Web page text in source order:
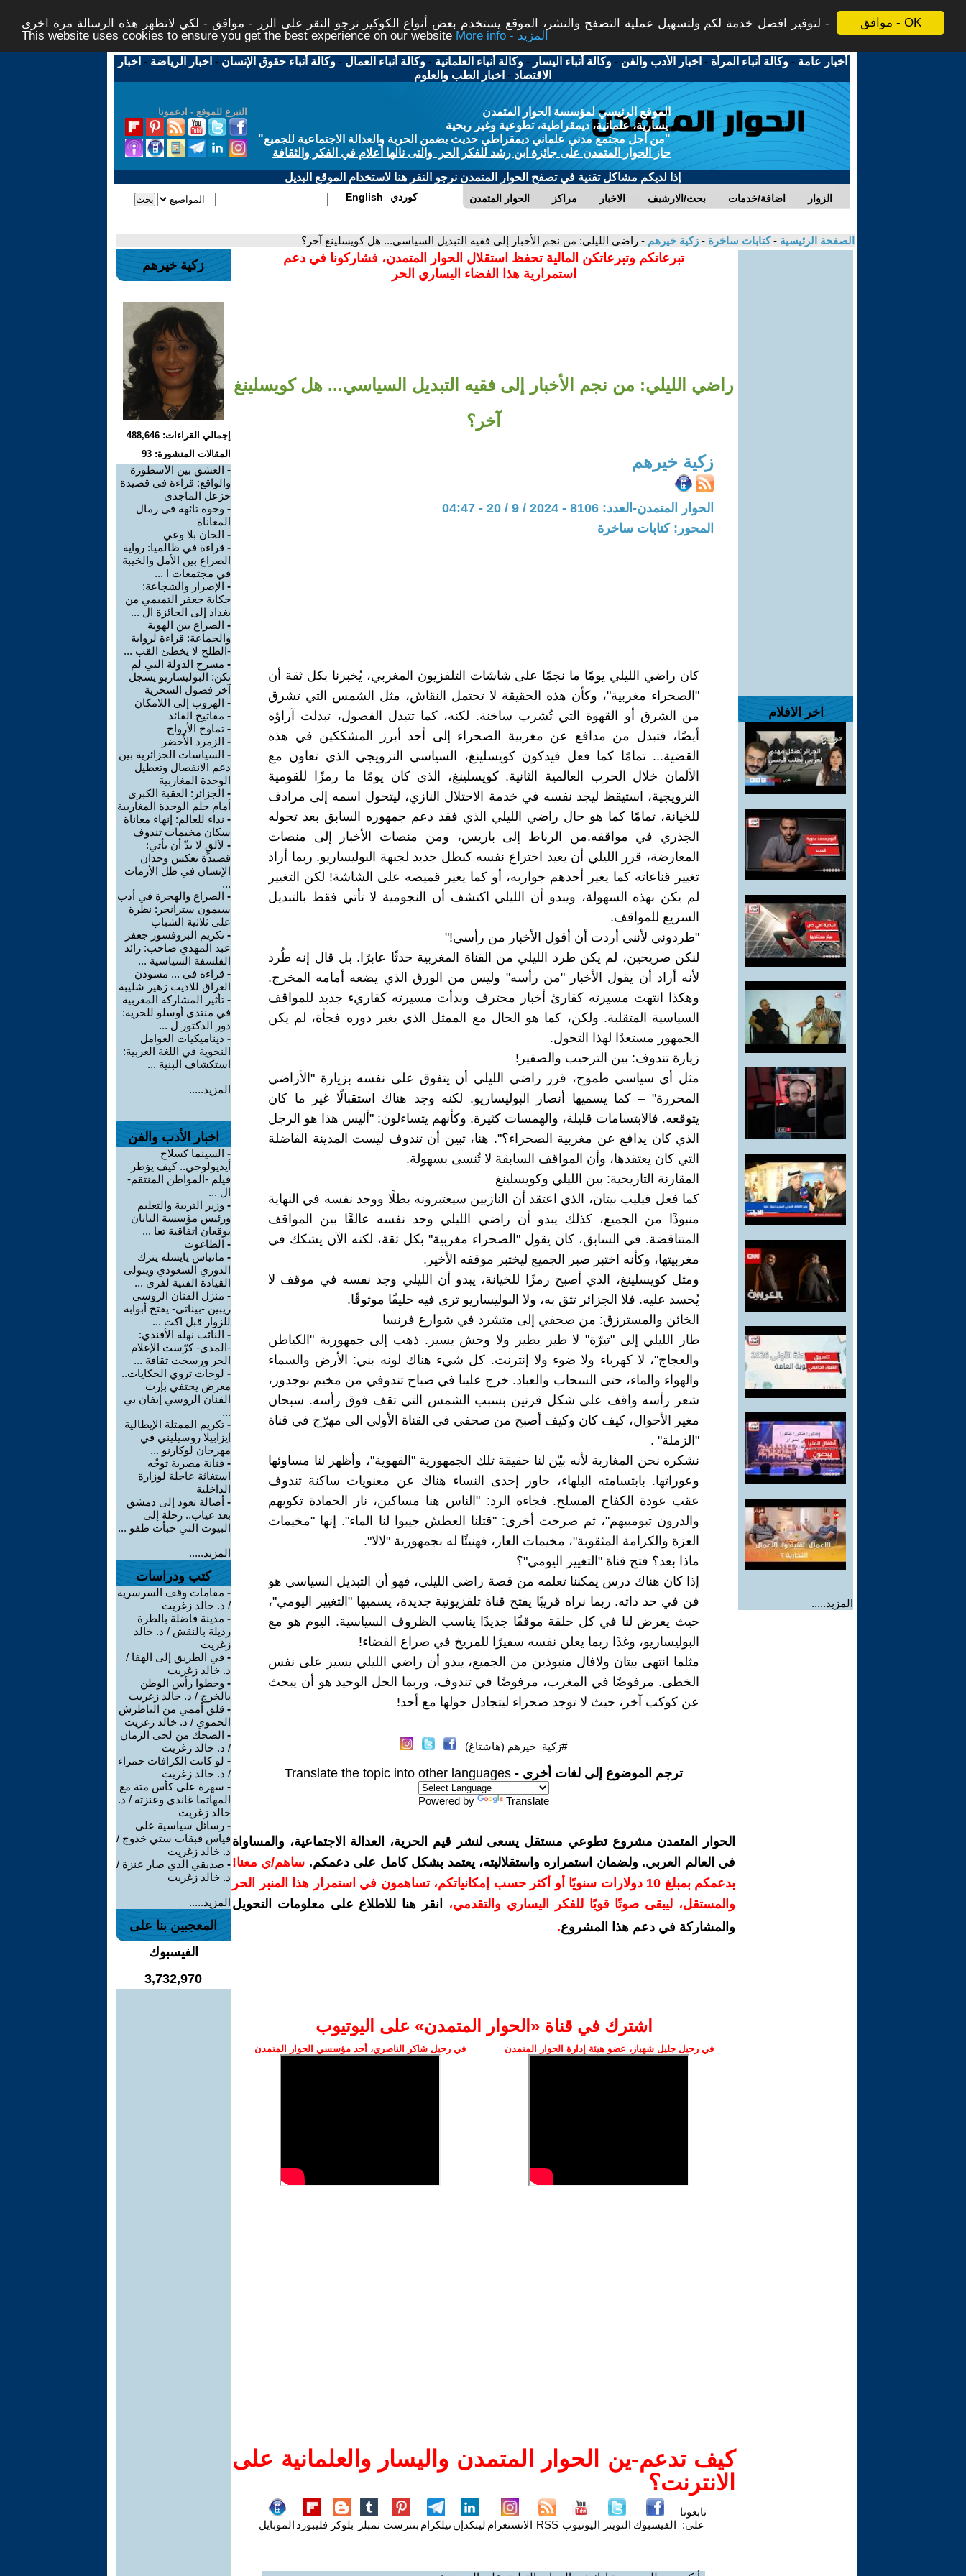
موافق - OK
لتوفير افضل خدمة لكم ولتسهيل عملية التصفح والنشر، الموقع يستخدم بعض أنواع الكوكيز نرجو النقر على الزر - موافق - لكي لاتظهر هذه الرسالة مرة اخرى -
This website uses cookies to ensure you get the best experience on our website
More info - المزيد
أخبار عامة -وكالة أنباء المرأة - اخبار الأدب والفن -وكالة أنباء اليسار -وكالة أنباء العلمانية -وكالة أنباء العمال -وكالة أنباء حقوق الإنسان - اخبار الرياضة - اخبار
الاقتصاد - اخبار الطب والعلوم
التبرع للموقع - ادعمونا
الموقع الرئيسي لمؤسسة الحوار المتمدن
يسارية، علمانية، ديمقراطية، تطوعية وغير ربحية
"من أجل مجتمع مدني علماني ديمقراطي حديث يضمن الحرية والعدالة الاجتماعية للجميع"
حاز الحوار المتمدن على جائزة ابن رشد للفكر الحر والتى نالها أعلام في الفكر والثقافة
إذا لديكم مشاكل تقنية في تصفح الحوار المتمدن نرجو النقر هنا لاستخدام الموقع البديل
الحوار المتمدن مراكز الاخبار بحث/الارشيف اضافة/خدمات الزوار English كوردي
الصفحة الرئيسية -كتابات ساخرة - زكية خيرهم - راضي الليلي: من نجم الأخبار إلى فقيه التبديل السياسي... هل كويسلينغ آخر؟
اخر الافلام
المزيد.....
تبرعاتكم وتبرعاتكن المالية تحفظ استقلال الحوار المتمدن، فشاركونا في دعم
استمرارية هذا الفضاء اليساري الحر
راضي الليلي: من نجم الأخبار إلى فقيه التبديل السياسي... هل كويسلينغ
آخر؟
زكية خيرهم
الحوار المتمدن-العدد: 8106 - 2024 / 9 / 20 - 04:47
المحور: كتابات ساخرة
كان راضي الليلي يومًا ما نجمًا على شاشات التلفزيون المغربي، يُخبرنا بكل ثقة أن
"الصحراء مغربية"، وكأن هذه الحقيقة لا تحتمل النقاش، مثل الشمس التي تشرق
من الشرق أو القهوة التي تُشرب ساخنة. لكنه، كما تتبدل الفصول، تبدلت آراؤه
أيضًا، فتبدل من مدافع عن مغربية الصحراء إلى أحد أبرز المشككين في هذه
القضية... تمامًا كما فعل فيدكون كويسلينغ، السياسي النرويجي الذي تعاون مع
الألمان خلال الحرب العالمية الثانية. كويسلينغ، الذي كان يومًا ما رمزًا للقومية
النرويجية، استيقظ ليجد نفسه في خدمة الاحتلال النازي، ليتحول اسمه إلى مرادف
للخيانة، تمامًا كما هو حال راضي الليلي الذي فقد دعم جمهوره السابق بعد تحوله
الجذري في مواقفه.من الرباط إلى باريس، ومن منصات الأخبار إلى منصات
المعارضة، قرر الليلي أن يعيد اختراع نفسه كبطل جديد لجبهة البوليساريو. ربما أراد
تغيير قناعاته كما يغير أحدهم جواربه، أو كما يغير قميصه على الشاشة! لكن التغيير
لم يكن بهذه السهولة، ويبدو أن الليلي اكتشف أن النجومية لا تأتي فقط بالتبديل
السريع للمواقف.
"طردوني لأنني أردت أن أقول الأخبار من رأسي!"
لنكن صريحين، لم يكن طرد الليلي من القناة المغربية حدثًا عابرًا. بل قال إنه طُرد
لأنه أراد أن يقول الأخبار "من رأسه" وليس من الورق الذي يضعه أمامه المخرج.
وهكذا انتهت مسيرته كقارئ أخبار محترف وبدأت مسيرته كقاريء جديد للمواقف
السياسية المتقلبة. ولكن، كما هو الحال مع الممثل الذي يغير دوره فجأة، لم يكن
الجمهور مستعدًا لهذا التحول.
زيارة تندوف: بين الترحيب والصفير!
مثل أي سياسي طموح، قرر راضي الليلي أن يتفوق على نفسه بزيارة "الأراضي
المحررة" – كما يسميها أنصار البوليساريو. لكنه وجد هناك استقبالًا غير ما كان
يتوقعه. فالابتسامات قليلة، والهمسات كثيرة. وكأنهم يتساءلون: "أليس هذا هو الرجل
الذي كان يدافع عن مغربية الصحراء؟". هنا، تبين أن تندوف ليست المدينة الفاضلة
التي كان يعتقدها، وأن المواقف السابقة لا تُنسى بسهولة.
المقارنة التاريخية: بين الليلي وكويسلينغ
كما فعل فيليب بيتان، الذي اعتقد أن النازيين سيعتبرونه بطلًا ووجد نفسه في النهاية
منبوذًا من الجميع، كذلك يبدو أن راضي الليلي وجد نفسه عالقًا بين المواقف
المتناقضة. في السابق، كان يقول "الصحراء مغربية" بكل ثقة، لكنه الآن يشكك في
مغربيتها، وكأنه اختبر صبر الجميع ليختبر موقفه الأخير.
ومثل كويسلينغ، الذي أصبح رمزًا للخيانة، يبدو أن الليلي وجد نفسه في موقف لا
يُحسد عليه. فلا الجزائر تثق به، ولا البوليساريو ترى فيه حليفًا موثوقًا.
الخائن والمسترزق: من صحفي إلى متشرد في شوارع فرنسا
طار الليلي إلى "تيرّة" لا طير يطير ولا وحش يسير. ذهب إلى جمهورية "الكياطن
والعجاج"، لا كهرباء ولا ضوء ولا إنترنت. كل شيء هناك لونه بني: الأرض والسماء
والهواء والماء، حتى السحاب والعباد. خرج علينا في صباح تندوفي من مخيم بوجدور،
شعر رأسه واقف على شكل قرنين بسبب الشمس التي تقف فوق رأسه. سبحان
مغير الأحوال، كيف كان وكيف أصبح من صحفي في القناة الأولى الى مهرّج في قناة
"الزملة" .
نشكره نحن المغاربة لأنه بيّن لنا حقيقة تلك الجمهورية "القهوية"، وأظهر لنا مساوئها
وعوراتها. بابتسامته البلهاء، حاور إحدى النساء هناك عن معنويات ساكنة تندوف
عقب عودة الكفاح المسلح. فجاءه الرد: "الناس هنا مساكين، نار الحمادة تكويهم
والدرون تبومبيهم"، ثم صرخت أخرى: "قتلنا العطش جيبوا لنا الماء". إنها "مخيمات
العزة والكرامة المثقوبة"، مخيمات العار، فهنيئًا له بجمهورية "لالا".
ماذا بعد؟ فتح قناة "التغيير اليومي"؟
إذا كان هناك درس يمكننا تعلمه من قصة راضي الليلي، فهو أن التبديل السياسي هو
فن في حد ذاته. ربما نراه قريبًا يفتح قناة تلفزيونية جديدة، يسميها "التغيير اليومي"،
حيث يعرض لنا في كل حلقة موقفًا جديدًا يناسب الظروف السياسية. اليوم هو مع
البوليساريو، وغدًا ربما يعلن نفسه سفيرًا للمريخ في صراع الفضاء!
مثلما انتهى بيتان ولافال منبوذين من الجميع، يبدو أن راضي الليلي يسير على نفس
الخطى. مرفوضًا في المغرب، مرفوضًا في تندوف، وربما الحل الوحيد هو أن يبحث
عن كوكب آخر، حيث لا توجد صحراء ليتجادل حولها مع أحد!
#زكية_خيرهم (هاشتاغ)
ترجم الموضوع إلى لغات أخرى - Translate the topic into other languages
Powered by Translate
الحوار المتمدن مشروع تطوعي مستقل يسعى لنشر قيم الحرية، العدالة الاجتماعية، والمساواة
في العالم العربي. ولضمان استمراره واستقلاليته، يعتمد بشكل كامل على دعمكم. ساهم/ي معنا!
بدعمكم بمبلغ 10 دولارات سنويًا أو أكثر حسب إمكانياتكم، تساهمون في استمرار هذا المنبر الحر
والمستقل، ليبقى صوتًا قويًا للفكر اليساري والتقدمي،
انقر هنا للاطلاع على معلومات التحويل
والمشاركة في دعم هذا المشروع.
اشترك في قناة ‫«الحوار المتمدن» على اليوتيوب
في رحيل جليل شهباز، عضو هيئة إدارة الحوار المتمدن في رحيل شاكر الناصري، أحد مؤسسي الحوار المتمدن
كيف تدعم-ين الحوار المتمدن واليسار والعلمانية على
الانترنت؟
تابعونا
على: الفيسبوك التويتر اليوتيوب RSS الانستغرام لينكدإنتيلكرام بنترست تمبلر بلوكر فليبورد الموبايل
زكية خيرهم
إجمالي القراءات: 488,646
المقالات المنشورة: 93
- العشق بين الأسطورة
والواقع: قراءة في قصيدة
خزعل الماجدي
- وجوه تائهة في رمال
المعاناة
- الحان بلا وعي
- قراءة في ظالميا: رواية
الصراع بين الأمل والخيبة
في مجتمعات ا ...
- الإصرار والشجاعة:
حكاية جعفر التميمي من
بغداد إلى الجائزة ال ...
- الصراع بين الهوية
والجماعة: قراءة لرواية
-الطلح لا يخطئ القب ...
- مسرح الدولة التي لم
تكن: البوليساريو يسجل
آخر فصول السخرية
- الهروب إلى اللامكان
- مفاتيح القائد
- تماوج الأرواح
- الزمرد الأخضر
- السياسات الجزائرية بين
دعم الانفصال وتعطيل
الوحدة المغاربية
- الجزائر: العقبة الكبرى
أمام حلم الوحدة المغاربية
- نداء للعالم: إنهاء معاناة
سكان مخيمات تندوف
- لألقٍ لا بدّ أن يأتي:
قصيدة تعكس وجدان
الإنسان في ظل الأزمات
...
- الصراع والهجرة في أدب
سيمون سترانجر: نظرة
على ثلاثية الشباب
- تكريم البروفسور جعفر
عبد المهدي صاحب: رائد
الفلسفة السياسية ...
- قراءة في ... مسودن
العراق للاديب زهير شليبة
- تأثير المشاركة المغربية
في منتدى أوسلو للحرية:
دور الدكتور ل ...
- ديناميكيات العوامل
النحوية في اللغة العربية:
استكشاف البنية ...
المزيد.....
اخبار الأدب والفن
- السينما كسلاح
أيديولوجي.. كيف يؤطر
فيلم -المواطن المنتقم-
ال ...
- وزير التربية والتعليم
ورئيس مؤسسة اليابان
يوقعان اتفاقية تعا ...
- الطاغوت
- ماتياس يايسله يترك
الدوري السعودي ويتولى
القيادة الفنية لفري ...
- منزل الفنان الروسي
ريبين -بيناتي- يفتح أبوابه
للزوار قبل اكت ...
- النائب نهلة الأفندي:
-المدى- كرّست الإعلام
الحر ورسخت ثقافة ...
- لوحات تروي الحكايات..
معرض يحتفي بإرث
الفنان الروسي إيفان بي
...
- تكريم الممثلة الإيطالية
إيزابيلا روسيليني في
مهرجان لوكارنو ...
- فنانة مصرية توجّه
استغاثة عاجلة لوزارة
الداخلية
- أصالة تعود إلى دمشق
بعد غياب.. رحلة إلى
البيوت التي خبأت طفو ...
المزيد.....
كتب ودراسات
- مقامات وقف السرسرية
/ د. خالد زغريت
- مدينة فاضلة بالطرة
رذيلة بالنقش / د. خالد
زغريت
- في الطريق إلى الهفا /
د. خالد زغريت
- وحطوا رأس الوطن
بالخرج / د. خالد زغريت
- قلق أممي من الباطرش
الحموي / د. خالد زغريت
- الضحك من لحى الزمان
/ د. خالد زغريت
- لو كانت الكرافات حمراء
/ د. خالد زغريت
- سهرة على كأس متة مع
المهاتما غاندي وعنزته / د.
خالد زغريت
- رسائل سياسية على
قياس قبقاب ستي خدوج /
د. خالد زغريت
- صديقي الذي صار عنزة /
د. خالد زغريت
المزيد.....
المعجبين بنا على
الفيسبوك
3,732,970